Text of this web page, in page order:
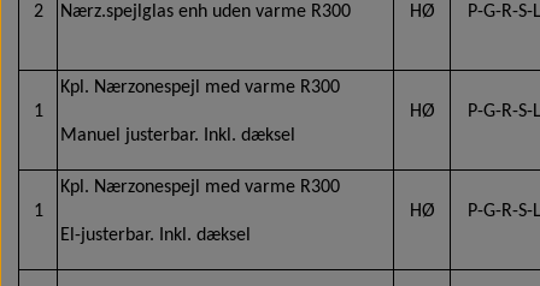
2 Nærz.spejlglas enh uden varme R300 HØ P-G-R-
1
Kpl. Nærzonespejl med varme R300
Manuel justerbar. Inkl. dæksel
HØ P-G-R-
1
Kpl. Nærzonespejl med varme R300
El-justerbar. Inkl. dæksel
HØ P-G-R-